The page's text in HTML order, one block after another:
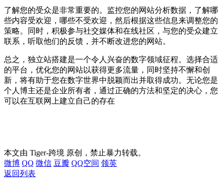
了解您的受众是非常重要的。监控您的网站分析数据，了解哪
些内容受欢迎，哪些不受欢迎，然后根据这些信息来调整您的
策略。同时，积极参与社交媒体和在线社区，与您的受众建立
联系，听取他们的反馈，并不断改进您的网站。
总之，独立站搭建是一个令人兴奋的数字领域征程。选择合适
的平台，优化您的网站以获得更多流量，同时坚持不懈和创
新，将有助于您在数字世界中脱颖而出并取得成功。无论您是
个人博主还是企业所有者，通过正确的方法和坚定的决心，您
可以在互联网上建立自己的存在
本文由 Tiger-跨境 原创，禁止暴力转载。
微博 QQ 微信 豆瓣 QQ空间 领英
返回列表